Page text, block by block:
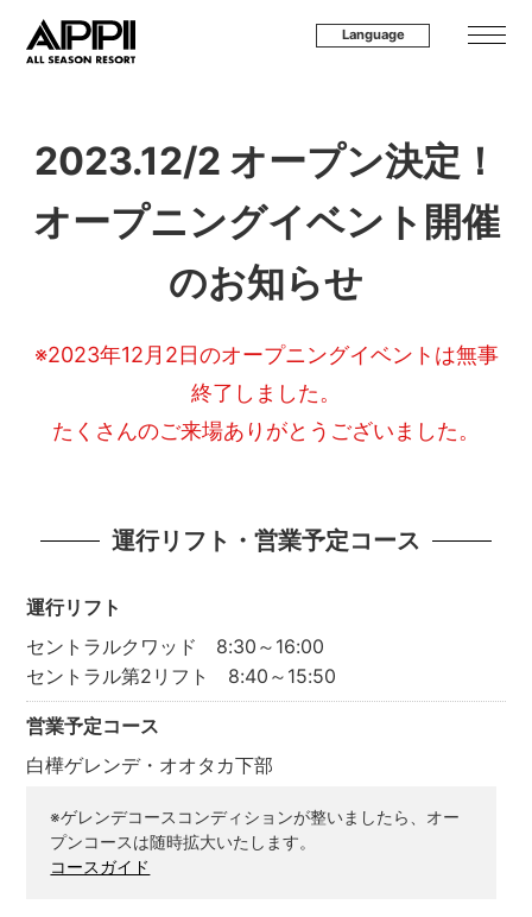
Language
2023.12/2 オープン決定！
オープニングイベント開催
のお知らせ
※2023年12月2日のオープニングイベントは無事
終了しました。
たくさんのご来場ありがとうございました。
運行リフト・営業予定コース
運行リフト
セントラルクワッド 8:30～16:00
セントラル第2リフト 8:40～15:50
営業予定コース
白樺ゲレンデ・オオタカ下部
※ゲレンデコースコンディションが整いましたら、オー
プンコースは随時拡大いたします。
コースガイド